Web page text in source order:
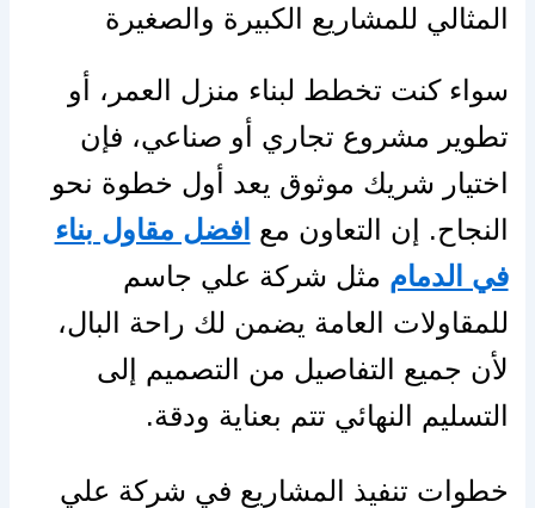
المثالي للمشاريع الكبيرة والصغيرة
سواء كنت تخطط لبناء منزل العمر، أو
تطوير مشروع تجاري أو صناعي، فإن
اختيار شريك موثوق يعد أول خطوة نحو
النجاح. إن التعاون مع افضل مقاول بناء
في الدمام مثل شركة علي جاسم
للمقاولات العامة يضمن لك راحة البال،
لأن جميع التفاصيل من التصميم إلى
التسليم النهائي تتم بعناية ودقة.
خطوات تنفيذ المشاريع في شركة علي